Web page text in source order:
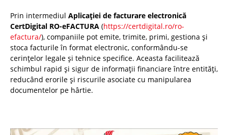
Prin intermediul Aplicației de facturare electronică
CertDigital RO-eFACTURA (https://certdigital.ro/ro-
efactura/), companiile pot emite, trimite, primi, gestiona și
stoca facturile în format electronic, conformându-se
cerințelor legale și tehnice specifice. Aceasta facilitează
schimbul rapid și sigur de informații financiare între entități,
reducând erorile și riscurile asociate cu manipularea
documentelor pe hârtie.